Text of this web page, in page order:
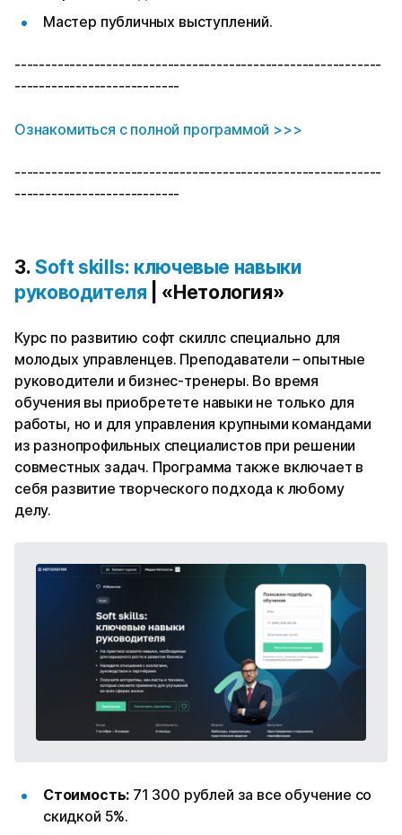
Мастер публичных выступлений.
------------------------------------------------------------
---------------------------
Ознакомиться с полной программой >>>
------------------------------------------------------------
---------------------------
3. Soft skills: ключевые навыки
руководителя | «Нетология»
Курс по развитию софт скиллс специально для
молодых управленцев. Преподаватели – опытные
руководители и бизнес-тренеры. Во время
обучения вы приобретете навыки не только для
работы, но и для управления крупными командами
из разнопрофильных специалистов при решении
совместных задач. Программа также включает в
себя развитие творческого подхода к любому
делу.
Стоимость: 71 300 рублей за все обучение со
скидкой 5%.